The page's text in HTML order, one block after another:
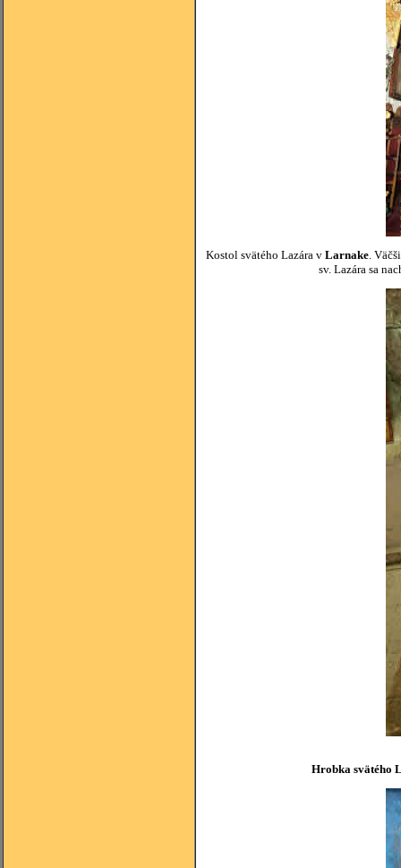
Kostol svätého Lazára v Larnake.
sv. Lazára sa
Hrobka svätého